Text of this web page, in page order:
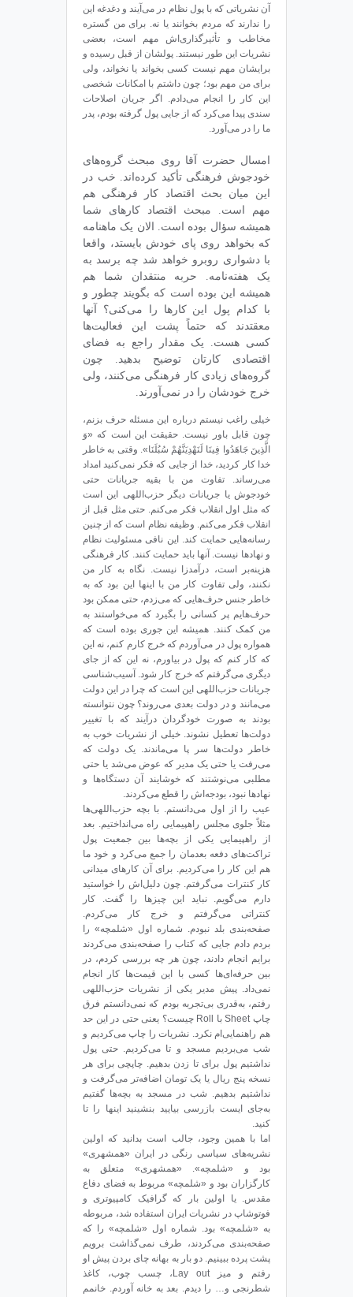
آن نشریاتی که با پول نظام در می‌آیند و دغدغه‌ این
را ندارند که مردم بخوانند یا نه. برای من گستره‌
مخاطب و تأثیرگذاری‌اش مهم است، بعضی
نشریات این طور نیستند. پولشان از قبل رسیده و
برایشان مهم نیست کسی بخواند یا نخواند، ولی
برای من مهم بود؛ چون داشتم با امکانات شخصی
این کار را انجام می‌دادم. اگر جریان اصلاحات
سندی پیدا می‌کرد که از جایی پول گرفته بودم، پدر
ما را در می‌آورد.
امسال حضرت آقا روی مبحث گروه‌های
خودجوش فرهنگی تأکید کرده‌اند. خب در
این میان بحث اقتصاد کار فرهنگی هم
مهم است. مبحث اقتصاد کارهای شما
همیشه سؤال بوده است. الان یک ماهنامه
که بخواهد روی پای خودش بایستد، واقعا
با دشواری روبرو خواهد شد چه برسد به
یک هفته‌نامه. حربه‌ منتقدان شما هم
همیشه این بوده است که بگویند چطور و
با کدام پول این کارها را می‌کنی؟ آنها
معقتدند که حتماً پشت این فعالیت‌ها
کسی هست. یک مقدار راجع به فضای
اقتصادی کارتان توضیح بدهید. چون
گروه‌های زیادی کار فرهنگی می‌کنند، ولی
خرج خودشان را در نمی‌آورند.
خیلی راغب نیستم درباره‌ این مسئله حرف بزنم،
چون قابل باور نیست. حقیقت این است که «وَ
الَّذِینَ جَاهَدُوا فِینَا لَنَهْدِیَنَّهُمْ سُبُلَنَا». وقتی به خاطر
خدا کار کردید، خدا از جایی که فکر نمی‌کنید امداد
می‌رساند. تفاوت من با بقیه‌ جریانات حتی
خودجوش یا جریانات دیگر حزب‌اللهی این است
که مثل اول انقلاب فکر می‌کنم. حتی مثل قبل از
انقلاب فکر می‌کنم. وظیفه‌ نظام است که از چنین
رسانه‌هایی حمایت کند. این نافی مسئولیت نظام
و نهادها نیست. آنها باید حمایت کنند. کار فرهنگی
هزینه‌بر است، درآمدزا نیست. نگاه به کار من
نکنند، ولی تفاوت‌ کار من با اینها این بود که به
خاطر جنس حرف‌هایی که می‌زدم، حتی ممکن بود
حرف‌هایم پر کسانی را بگیرد که می‌خواستند به
من کمک کنند. همیشه این جوری بوده است که
همواره پول در می‌آوردم که خرج کارم کنم، نه این
که کار کنم که پول در بیاورم، نه این که از جای
دیگری می‌گرفتم که خرج کار شود. آسیب‌شناسی
جریانات حزب‌اللهی این است که چرا در این دولت
می‌مانند و در دولت بعدی می‌روند؟ چون نتوانسته
بودند به صورت خودگردان درآیند که با تغییر
دولت‌ها تعطیل نشوند. خیلی از نشریات خوب به
خاطر دولت‌ها سر پا می‌ماندند. یک دولت که
می‌رفت یا حتی یک مدیر که عوض می‌شد یا حتی
مطلبی می‌نوشتند که خوشایند آن دستگاه‌ها و
نهادها نبود، بودجه‌اش را قطع می‌کردند.
عیب را از اول می‌دانستم. با بچه‌ حزب‌اللهی‌ها
مثلاً جلوی مجلس راهپیمایی راه می‌انداختیم. بعد
از راهپیمایی یکی از بچه‌ها بین جمعیت پول
تراکت‌های دفعه بعدمان را جمع می‌کرد و خود ما
هم این کار را می‌کردیم. برای آن کارهای میدانی
کار کنترات می‌گرفتم. چون دلیل‌اش را خواستید
دارم می‌گویم. نباید این چیزها را گفت. کار
کنتراتی می‌گرفتم و خرج کار می‌کردم.
صفحه‌بندی بلد نبودم. شماره‌ اول «شلمچه» را
بردم دادم جایی که کتاب را صفحه‌بندی می‌کردند
برایم انجام دادند، چون هر چه بررسی کردم، در
بین حرفه‌ای‌ها کسی با این قیمت‌ها کار انجام
نمی‌داد. پیش مدیر یکی از نشریات حزب‌اللهی
رفتم، به‌قدری بی‌تجربه بودم که نمی‌دانستم فرق
چاپ Sheet با Roll چیست؟ یعنی حتی در این حد
هم راهنمایی‌ام نکرد. نشریات را چاپ می‌کردیم و
شب می‌بردیم مسجد و تا می‌کردیم. حتی پول
نداشتیم پول برای تا زدن بدهیم. چاپچی برای هر
نسخه پنج ریال یا یک تومان اضافه‌تر می‌گرفت و
نداشتیم بدهیم. شب در مسجد به بچه‌ها گفتیم
به‌جای ایست بازرسی بیایید بنشینید اینها را تا
کنید.
اما با همین وجود، جالب است بدانید که اولین
نشریه‌های سیاسی رنگی در ایران «همشهری»
بود و «شلمچه». «همشهری» متعلق به
کارگزاران بود و «شلمچه» مربوط به فضای دفاع
مقدس. یا اولین بار که گرافیک کامپیوتری و
فوتوشاپ در نشریات ایران استفاده شد، مربوطه
به «شلمچه» بود. شماره‌ اول «شلمچه» را که
صفحه‌بندی می‌کردند، طرف نمی‌گذاشت برویم
پشت پرده ببینیم. دو بار به بهانه چای بردن پیش او
رفتم و میز Lay out، چسب چوب، کاغذ
شطرنجی و… را دیدم. بعد به خانه آوردم. خانمم